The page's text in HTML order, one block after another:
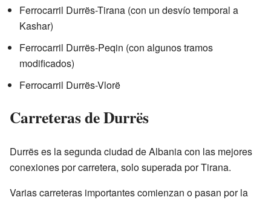
Ferrocarril Durrës-Tirana (con un desvío temporal a
Kashar)
Ferrocarril Durrës-Peqin (con algunos tramos
modificados)
Ferrocarril Durrës-Vlorë
Carreteras de Durrës
Durrës es la segunda ciudad de Albania con las mejores
conexiones por carretera, solo superada por Tirana.
Varias carreteras importantes comienzan o pasan por la